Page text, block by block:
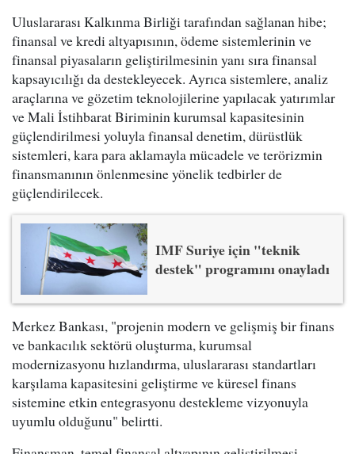
Uluslararası Kalkınma Birliği tarafından sağlanan hibe;
finansal ve kredi altyapısının, ödeme sistemlerinin ve
finansal piyasaların geliştirilmesinin yanı sıra finansal
kapsayıcılığı da destekleyecek. Ayrıca sistemlere, analiz
araçlarına ve gözetim teknolojilerine yapılacak yatırımlar
ve Mali İstihbarat Biriminin kurumsal kapasitesinin
güçlendirilmesi yoluyla finansal denetim, dürüstlük
sistemleri, kara para aklamayla mücadele ve terörizmin
finansmanının önlenmesine yönelik tedbirler de
güçlendirilecek.
IMF Suriye için "teknik
destek" programını onayladı
Merkez Bankası, "projenin modern ve gelişmiş bir finans
ve bankacılık sektörü oluşturma, kurumsal
modernizasyonu hızlandırma, uluslararası standartları
karşılama kapasitesini geliştirme ve küresel finans
sistemine etkin entegrasyonu destekleme vizyonuyla
uyumlu olduğunu" belirtti.